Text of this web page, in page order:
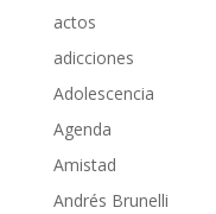
actos
adicciones
Adolescencia
Agenda
Amistad
Andrés Brunelli